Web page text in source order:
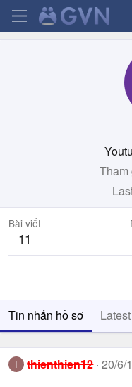
Tham
Bài viết
11
Tin nhắn hồ sơ
T thienthien12 20/6/